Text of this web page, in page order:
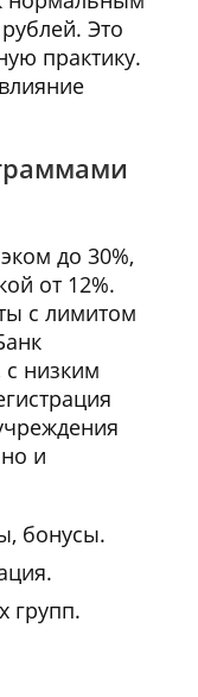
Это
практику.
до 30%,
от 12%.
с лимитом
низким
и
бонусы.
групп.